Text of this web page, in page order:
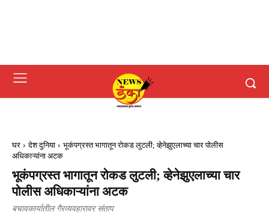
घर देश दुनिया
भूकंपग्रस्त भागातून रोकड लुटली; व्हेनेझुएलाच्या चार पोलीस
अधिकाऱ्यांना अटक
भूकंपग्रस्त भागातून रोकड लुटली; व्हेनेझुएलाच्या चार
पोलीस अधिकाऱ्यांना अटक
बचावकार्यातील गैरव्यवहारावर संताप